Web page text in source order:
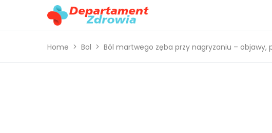
Home Bol Ból martwego zęba przy nagryzaniu – objawy,